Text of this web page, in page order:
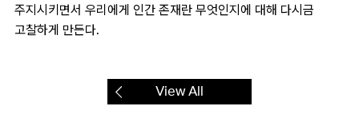
주지시키면서 우리에게 인간 존재란 무엇인지에 대해 다시금
고찰하게 만든다.
View All